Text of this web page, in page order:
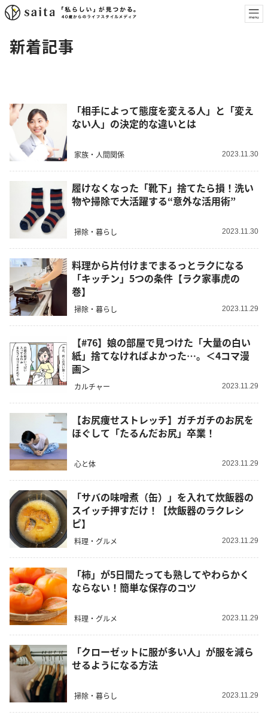
新着記事
「相手によって態度を変える人」と「変え
ない人」の決定的な違いとは
家族・人間関係 2023.11.30
履けなくなった「靴下」捨てたら損！洗い
物や掃除で大活躍する“意外な活用術”
掃除・暮らし 2023.11.30
料理から片付けまでまるっとラクになる
「キッチン」5つの条件【ラク家事虎の
巻】
掃除・暮らし 2023.11.29
【#76】娘の部屋で見つけた「大量の白い
紙」捨てなければよかった…。＜4コマ漫
画＞
カルチャー 2023.11.29
【お尻痩せストレッチ】ガチガチのお尻を
ほぐして「たるんだお尻」卒業！
心と体 2023.11.29
「サバの味噌煮（缶）」を入れて炊飯器の
スイッチ押すだけ！【炊飯器のラクレシ
ピ】
料理・グルメ 2023.11.29
「柿」が5日間たっても熟してやわらかく
ならない！簡単な保存のコツ
料理・グルメ 2023.11.29
「クローゼットに服が多い人」が服を減ら
せるようになる方法
掃除・暮らし 2023.11.29